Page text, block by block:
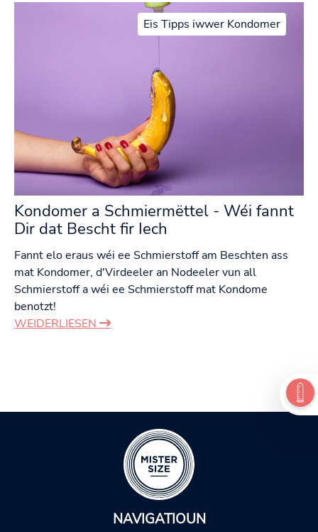
Eis Tipps iwwer Kondomer
Kondomer a Schmiermëttel - Wéi fannt
Dir dat Bescht fir Iech
Fannt elo eraus wéi ee Schmierstoff am Beschten ass
mat Kondomer, d'Virdeeler an Nodeeler vun all
Schmierstoff a wéi ee Schmierstoff mat Kondome
benotzt!
WEIDERLIESEN
NAVIGATIOUN